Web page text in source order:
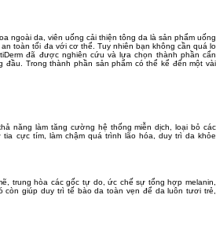
ngoài da, viên uống cải thiện tông da là sản phẩm uống
toàn tối đa với cơ thể. Tuy nhiên bạn không cần quá lo
đã được nghiên cứu và lựa chọn thành phần cẩn
đầu. Trong thành phần sản phẩm có thể kể đến một vài
năng làm tăng cường hệ thống miễn dịch, loại bỏ các
cực tím, làm chậm quá trình lão hóa, duy trì da khỏe
trung hòa các gốc tự do, ức chế sự tổng hợp melanin,
còn giúp duy trì tế bào da toàn vẹn để da luôn tươi trẻ,